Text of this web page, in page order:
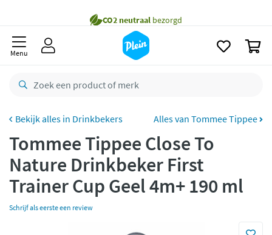
Bestelling uiterlijkmaandag
Gratisretourneren
Betaal met Klarna
Menu
Drinkbekers Alles van Tommee Tippee
Tommee Tippee Close To
Nature Drinkbeker First
Trainer Cup Geel 4m+ 190 ml
Schrijf als eerste een review